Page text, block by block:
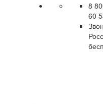
8
60